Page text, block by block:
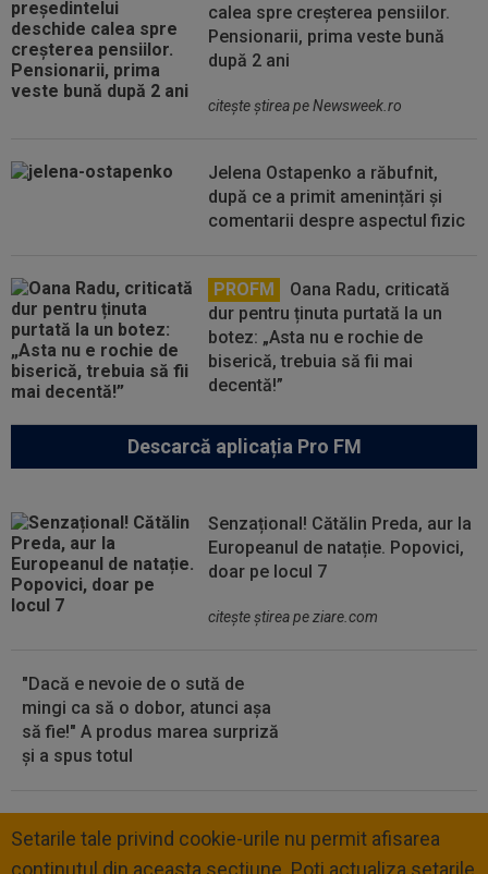
calea spre creșterea pensiilor.
Pensionarii, prima veste bună
după 2 ani
citeşte ştirea pe Newsweek.ro
Jelena Ostapenko a răbufnit,
după ce a primit amenințări și
comentarii despre aspectul fizic
PROFM
Oana Radu, criticată
dur pentru ținuta purtată la un
botez: „Asta nu e rochie de
biserică, trebuia să fii mai
decentă!”
Descarcă aplicația Pro FM
Senzațional! Cătălin Preda, aur la
Europeanul de natație. Popovici,
doar pe locul 7
citeşte ştirea pe ziare.com
"Dacă e nevoie de o sută de
mingi ca să o dobor, atunci așa
să fie!" A produs marea surpriză
și a spus totul
Setarile tale privind cookie-urile nu permit afisarea
continutul din aceasta sectiune. Poti actualiza setarile